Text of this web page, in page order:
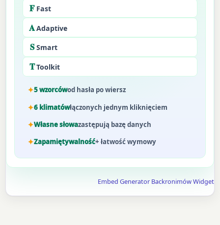
F Fast
AAdaptive
SSmart
TToolkit
5 wzorcówod hasła po wiersz
6 klimatówłączonych jednym kliknięciem
Własne słowazastępują bazę danych
Zapamiętywalność+ łatwość wymowy
Embed Generator Backronimów Widget